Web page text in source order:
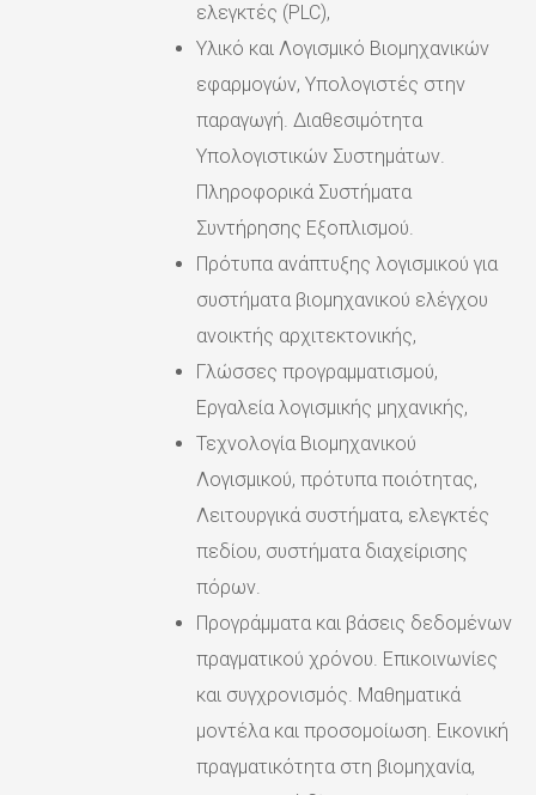
ελεγκτές (PLC),
Υλικό και Λογισμικό Βιομηχανικών
εφαρμογών, Υπολογιστές στην
παραγωγή. Διαθεσιμότητα
Υπολογιστικών Συστημάτων.
Πληροφορικά Συστήματα
Συντήρησης Εξοπλισμού.
Πρότυπα ανάπτυξης λογισμικού για
συστήματα βιομηχανικού ελέγχου
ανοικτής αρχιτεκτονικής,
Γλώσσες προγραμματισμού,
Εργαλεία λογισμικής μηχανικής,
Τεχνολογία Βιομηχανικού
Λογισμικού, πρότυπα ποιότητας,
Λειτουργικά συστήματα, ελεγκτές
πεδίου, συστήματα διαχείρισης
πόρων.
Προγράμματα και βάσεις δεδομένων
πραγματικού χρόνου. Επικοινωνίες
και συγχρονισμός. Μαθηματικά
μοντέλα και προσομοίωση. Εικονική
πραγματικότητα στη βιομηχανία,